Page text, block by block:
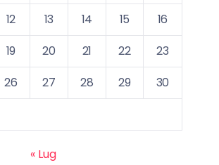
12 13 14 15
16
19 20 21 22
23
26 27 28 29
30
« Lug